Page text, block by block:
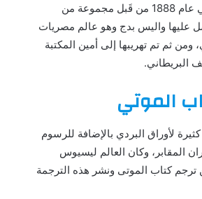
وقد تم إكتشافها في عام 1888 من قَبل مجموعة من
عليها واليس بدج وهو عالم مصريات
ثم تم تهريبها إلى أمين المكتبة
البريطاني.
الموتي
لأوراق البردي بالإضافة للرسوم
المقابر، وكان العالم ليسيوس
ترجم كتاب الموتى ونشر هذه الترجمة